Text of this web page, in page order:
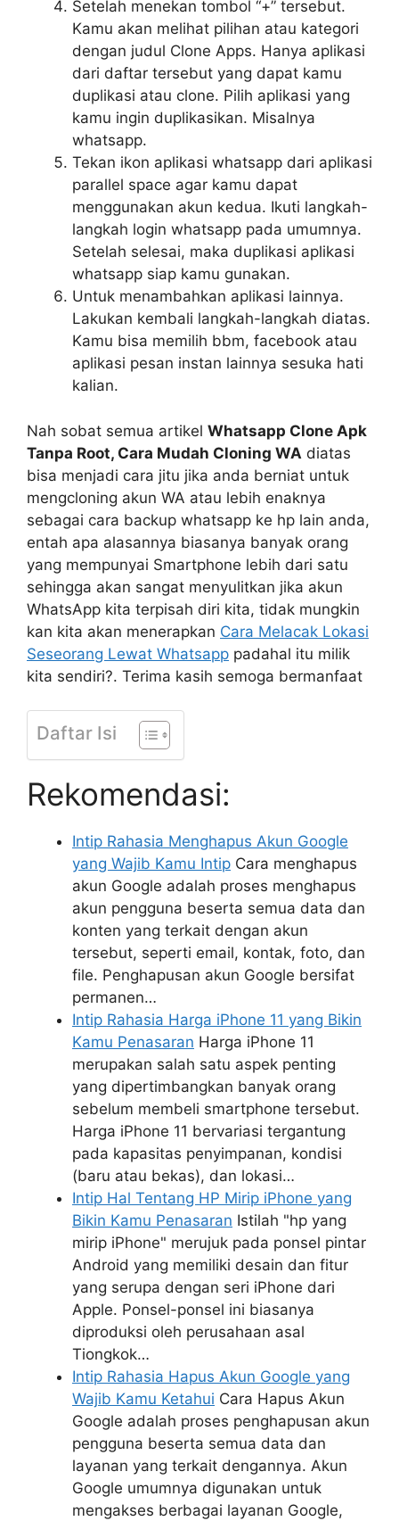
Setelah menekan tombol “+” tersebut.
Kamu akan melihat pilihan atau kategori
dengan judul Clone Apps. Hanya aplikasi
dari daftar tersebut yang dapat kamu
duplikasi atau clone. Pilih aplikasi yang
kamu ingin duplikasikan. Misalnya
whatsapp.
Tekan ikon aplikasi whatsapp dari aplikasi
parallel space agar kamu dapat
menggunakan akun kedua. Ikuti langkah-
langkah login whatsapp pada umumnya.
Setelah selesai, maka duplikasi aplikasi
whatsapp siap kamu gunakan.
Untuk menambahkan aplikasi lainnya.
Lakukan kembali langkah-langkah diatas.
Kamu bisa memilih bbm, facebook atau
aplikasi pesan instan lainnya sesuka hati
kalian.
Nah sobat semua artikel Whatsapp Clone Apk
Tanpa Root, Cara Mudah Cloning WA diatas
bisa menjadi cara jitu jika anda berniat untuk
mengcloning akun WA atau lebih enaknya
sebagai cara backup whatsapp ke hp lain anda,
entah apa alasannya biasanya banyak orang
yang mempunyai Smartphone lebih dari satu
sehingga akan sangat menyulitkan jika akun
WhatsApp kita terpisah diri kita, tidak mungkin
kan kita akan menerapkan Cara Melacak Lokasi
Seseorang Lewat Whatsapp padahal itu milik
kita sendiri?. Terima kasih semoga bermanfaat
Daftar Isi
Rekomendasi:
Intip Rahasia Menghapus Akun Google
yang Wajib Kamu Intip Cara menghapus
akun Google adalah proses menghapus
akun pengguna beserta semua data dan
konten yang terkait dengan akun
tersebut, seperti email, kontak, foto, dan
file. Penghapusan akun Google bersifat
permanen…
Intip Rahasia Harga iPhone 11 yang Bikin
Kamu Penasaran Harga iPhone 11
merupakan salah satu aspek penting
yang dipertimbangkan banyak orang
sebelum membeli smartphone tersebut.
Harga iPhone 11 bervariasi tergantung
pada kapasitas penyimpanan, kondisi
(baru atau bekas), dan lokasi…
Intip Hal Tentang HP Mirip iPhone yang
Bikin Kamu Penasaran Istilah "hp yang
mirip iPhone" merujuk pada ponsel pintar
Android yang memiliki desain dan fitur
yang serupa dengan seri iPhone dari
Apple. Ponsel-ponsel ini biasanya
diproduksi oleh perusahaan asal
Tiongkok…
Intip Rahasia Hapus Akun Google yang
Wajib Kamu Ketahui Cara Hapus Akun
Google adalah proses penghapusan akun
pengguna beserta semua data dan
layanan yang terkait dengannya. Akun
Google umumnya digunakan untuk
mengakses berbagai layanan Google,